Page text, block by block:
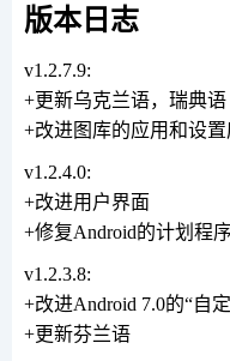
版本日志
v1.2.7.9:
+更新乌克兰语，瑞典语
+改进图库的应用和设
v1.2.4.0:
+改进用户界面
+修复Android的计划程
v1.2.3.8:
+改进Android 7.0的“自
+更新芬兰语